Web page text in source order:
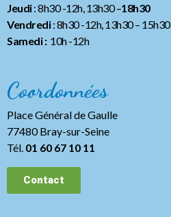
Jeudi: 8h30 -12h, 13h30 –18h30
Vendredi: 8h30 -12h, 13h30– 15h30
Samedi :10h -12h
Coordonnées
Place Général de Gaulle
77480 Bray-sur-Seine
Tél. 01 60 67 10 11
Contact